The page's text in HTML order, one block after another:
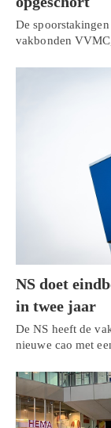
De
vakbonden
NS doet
in twee jaar
De NS heeft de
nieuwe cao met